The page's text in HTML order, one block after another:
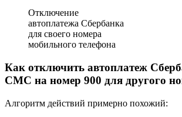
Отключение
автоплатежа Сбербанка
для своего номера
мобильного телефона
Как отключить автоплатеж
СМС на номер 900 для другого
Алгоритм действий примерно похожий: